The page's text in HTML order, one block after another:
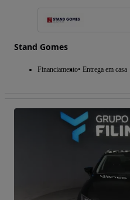
Stand Gomes
Financiamento Entrega em casa